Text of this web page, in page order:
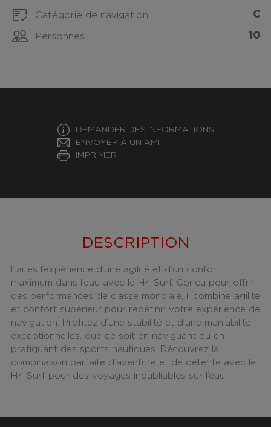
Catégorie de navigation C
Personnes 10
DEMANDER DES INFORMATIONS
ENVOYER À UN AMI
IMPRIMER
DESCRIPTION
Faites l’expérience d’une agilité et d’un confort
maximum dans l’eau avec le H4 Surf. Conçu pour offrir
des performances de classe mondiale, il combine agilité
et confort supérieur pour redéfinir votre expérience de
navigation. Profitez d’une stabilité et d’une maniabilité
exceptionnelles, que ce soit en naviguant ou en
pratiquant des sports nautiques. Découvrez la
combinaison parfaite d’aventure et de détente avec le
H4 Surf pour des voyages inoubliables sur l’eau.